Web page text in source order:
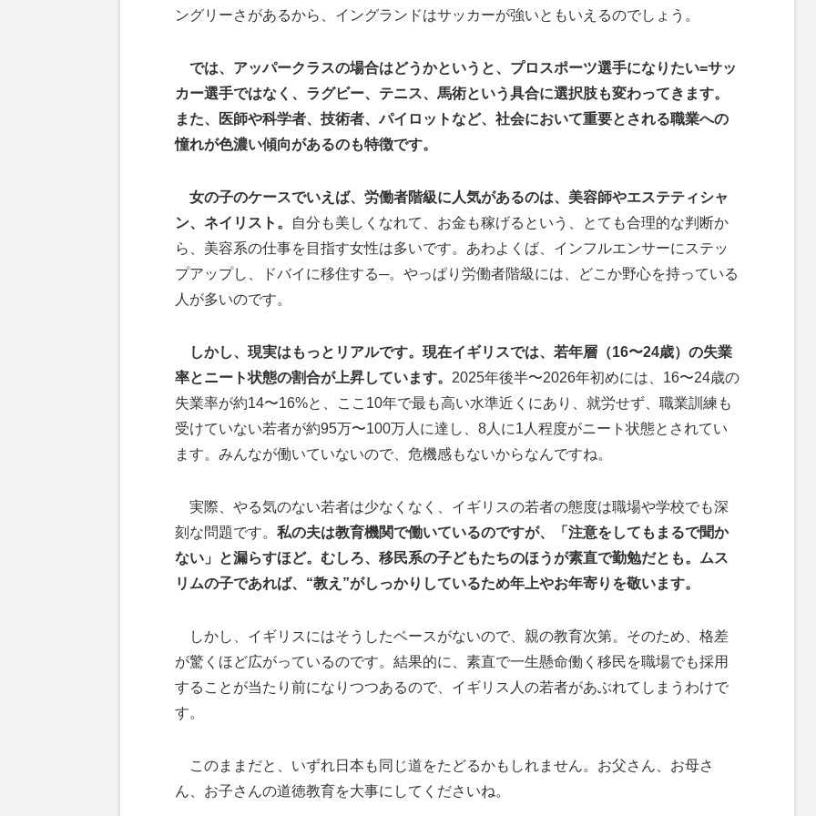
ングリーさがあるから、イングランドはサッカーが強いともいえるのでしょう。
では、アッパークラスの場合はどうかというと、プロスポーツ選手になりたい=サッ
カー選手ではなく、ラグビー、テニス、馬術という具合に選択肢も変わってきます。
また、医師や科学者、技術者、パイロットなど、社会において重要とされる職業への
憧れが色濃い傾向があるのも特徴です。
女の子のケースでいえば、労働者階級に人気があるのは、美容師やエステティシャ
ン、ネイリスト。
自分も美しくなれて、お金も稼げるという、とても合理的な判断か
ら、美容系の仕事を目指す女性は多いです。あわよくば、インフルエンサーにステッ
プアップし、ドバイに移住する─。やっぱり労働者階級には、どこか野心を持っている
人が多いのです。
しかし、現実はもっとリアルです。現在イギリスでは、若年層（16〜24歳）の失業
率とニート状態の割合が上昇しています。 2025年後半〜2026年初めには、16〜24歳の
失業率が約14〜16%と、ここ10年で最も高い水準近くにあり、就労せず、職業訓練も
受けていない若者が約95万〜100万人に達し、8人に1人程度がニート状態とされてい
ます。みんなが働いていないので、危機感もないからなんですね。
実際、やる気のない若者は少なくなく、イギリスの若者の態度は職場や学校でも深
刻な問題です。 私の夫は教育機関で働いているのですが、「注意をしてもまるで聞か
ない」と漏らすほど。むしろ、移民系の子どもたちのほうが素直で勤勉だとも。ムス
リムの子であれば、“教え”がしっかりしているため年上やお年寄りを敬います。
しかし、イギリスにはそうしたベースがないので、親の教育次第。そのため、格差
が驚くほど広がっているのです。結果的に、素直で一生懸命働く移民を職場でも採用
することが当たり前になりつつあるので、イギリス人の若者があぶれてしまうわけで
す。
このままだと、いずれ日本も同じ道をたどるかもしれません。お父さん、お母さ
ん、お子さんの道徳教育を大事にしてくださいね。